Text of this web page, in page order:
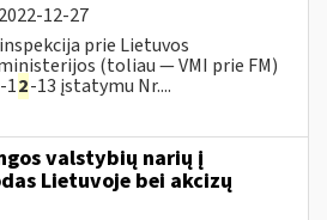
2022-12-27
prie Lietuvos
(toliau — VMI prie FM)
-12-13 įstatymu Nr....
valstybių narių į
Lietuvoje bei akcizų